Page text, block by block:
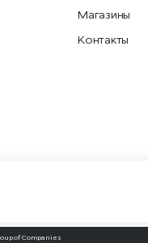
Магазины
Контакты
of Companies